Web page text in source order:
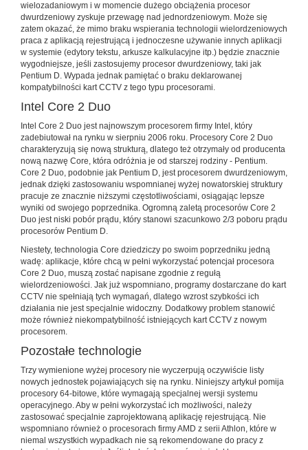
wielozadaniowym i w momencie dużego obciążenia procesor
dwurdzeniowy zyskuje przewagę nad jednordzeniowym. Może się
zatem okazać, że mimo braku wspierania technologii wielordzeniowych
praca z aplikacją rejestrującą i jednoczesne używanie innych aplikacji
w systemie (edytory tekstu, arkusze kalkulacyjne itp.) będzie znacznie
wygodniejsze, jeśli zastosujemy procesor dwurdzeniowy, taki jak
Pentium D. Wypada jednak pamiętać o braku deklarowanej
kompatybilności kart CCTV z tego typu procesorami.
Intel Core 2 Duo
Intel Core 2 Duo jest najnowszym procesorem firmy Intel, który
zadebiutował na rynku w sierpniu 2006 roku. Procesory Core 2 Duo
charakteryzują się nową strukturą, dlatego też otrzymały od producenta
nową nazwę Core, która odróżnia je od starszej rodziny - Pentium.
Core 2 Duo, podobnie jak Pentium D, jest procesorem dwurdzeniowym,
jednak dzięki zastosowaniu wspomnianej wyżej nowatorskiej struktury
pracuje ze znacznie niższymi częstotliwościami, osiągając lepsze
wyniki od swojego poprzednika. Ogromną zaletą procesorów Core 2
Duo jest niski pobór prądu, który stanowi szacunkowo 2/3 poboru prądu
procesorów Pentium D.
Niestety, technologia Core dziedziczy po swoim poprzedniku jedną
wadę: aplikacje, które chcą w pełni wykorzystać potencjał procesora
Core 2 Duo, muszą zostać napisane zgodnie z regułą
wielordzeniowości. Jak już wspomniano, programy dostarczane do kart
CCTV nie spełniają tych wymagań, dlatego wzrost szybkości ich
działania nie jest specjalnie widoczny. Dodatkowy problem stanowić
może również niekompatybilność istniejących kart CCTV z nowym
procesorem.
Pozostałe technologie
Trzy wymienione wyżej procesory nie wyczerpują oczywiście listy
nowych jednostek pojawiających się na rynku. Niniejszy artykuł pomija
procesory 64-bitowe, które wymagają specjalnej wersji systemu
operacyjnego. Aby w pełni wykorzystać ich możliwości, należy
zastosować specjalnie zaprojektowaną aplikację rejestrującą. Nie
wspomniano również o procesorach firmy AMD z serii Athlon, które w
niemal wszystkich wypadkach nie są rekomendowane do pracy z